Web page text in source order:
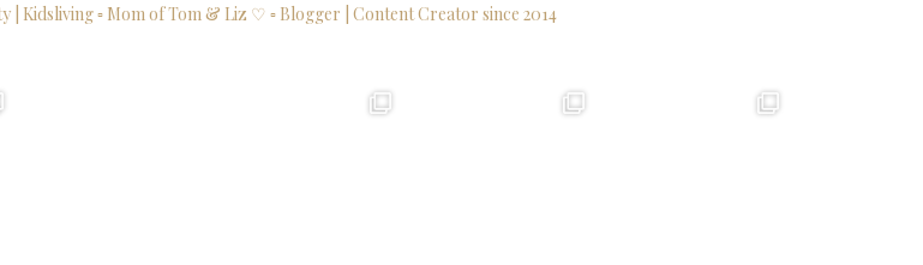
| Kidsliving▫ Mom of Tom & Liz ♡ ▫ Blogger | Content Creator since 2014